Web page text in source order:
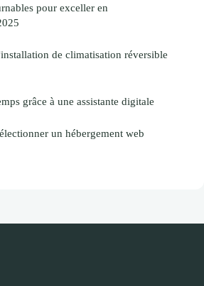
pour exceller en
de climatisation réversible
grâce à une assistante digitale
un hébergement web